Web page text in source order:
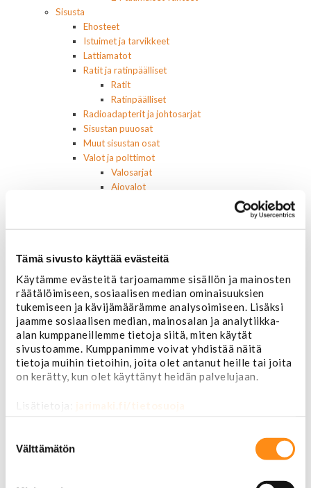
Tämä sivusto käyttää evästeitä
Käytämme evästeitä tarjoamamme sisällön ja mainosten
räätälöimiseen, sosiaalisen median ominaisuuksien
tukemiseen ja kävijämäärämme analysoimiseen. Lisäksi
jaamme sosiaalisen median, mainosalan ja analytiikka-
alan kumppaneillemme tietoja siitä, miten käytät
sivustoamme. Kumppanimme voivat yhdistää näitä
tietoja muihin tietoihin, joita olet antanut heille tai joita
on kerätty, kun olet käyttänyt heidän palvelujaan.
Lisätietoja: jarimaki.fi/tietosuoja
valinta
Välttämätön
Sisusta
Ehosteet
Istuimet ja tarvikkeet
Lattiamatot
Ratit ja ratinpäälliset
Ratit
Ratinpäälliset
Radioadapterit ja johtosarjat
Sisustan puuosat
Muut sisustan osat
Valot ja polttimot
Valosarjat
Ajovalot
Corvette
Chrysler
Ford P/U
Ford muut
Lincoln
Hummer
Jeep
Takavalot
Cadillac
Corvette
Chrysler